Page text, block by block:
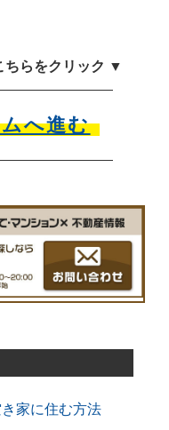
ちらをクリック ▼
へ進む
家に住む方法